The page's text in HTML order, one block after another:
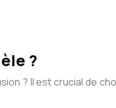
?
? Il est crucial de